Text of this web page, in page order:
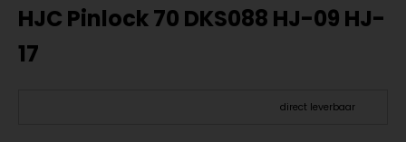
HJC Pinlock 70 DKS088 HJ-09 HJ-
17
direct leverbaar